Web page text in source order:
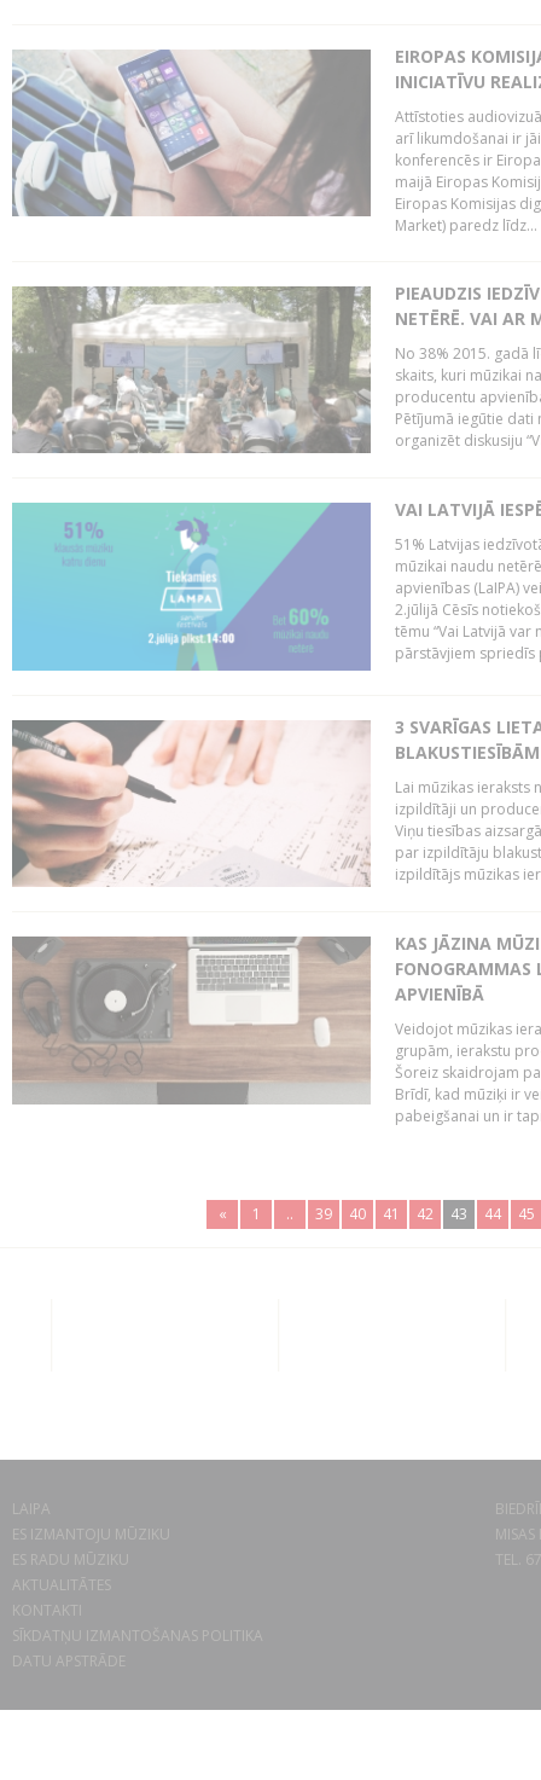
EIROPAS
INICIATĪVU
Attīstoties
arī likumdošanai ir
konferencēs ir
maijā Eiropas
Eiropas Komisijas
Market) paredz līdz...
PIEAUDZIS
NETĒRĒ. VAI AR
No 38% 2015. gadā
skaits, kuri mūzikai
producentu
Pētījumā iegūtie dati
organizēt diskusiju
VAI LATVIJĀ
51% Latvijas
mūzikai naudu
apvienības (LaIPA)
2.jūlijā Cēsīs
tēmu “Vai Latvijā
pārstāvjiem spriedīs
3 SVARĪGAS
BLAKUSTIESĪBĀM
Lai mūzikas ieraksts
izpildītāji un
Viņu tiesības
par izpildītāju
izpildītājs mūzikas
KAS JĀZINA
FONOGRAMMAS
APVIENĪBĀ
Veidojot mūzikas
grupām, ierakstu
Šoreiz skaidrojam
Brīdī, kad mūziķi ir
pabeigšanai un ir
« 1 .. 39 40 41 42 43 44 45
LAIPA
ES IZMANTOJU MŪZIKU
ES RADU MŪZIKU
AKTUALITĀTES
KONTAKTI
SĪKDATŅU IZMANTOŠANAS POLITIKA
DATU APSTRĀDE
TEL.